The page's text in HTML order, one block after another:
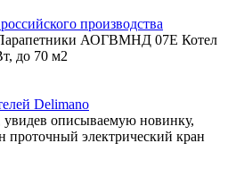
производства
АОГВМНД 07Е Котел
до 70 м2
Delimano
описываемую новинку,
проточный электрический кран